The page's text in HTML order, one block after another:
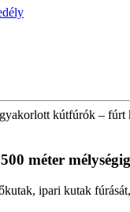
kútfúrók – fúrt
méter
ipari kutak